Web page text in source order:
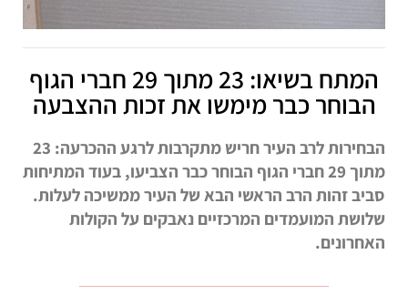
המתח בשיאו: 23 מתוך 29 חברי הגוף
הבוחר כבר מימשו את זכות ההצבעה
הבחירות לרב העיר חריש מתקרבות לרגע ההכרעה: 23
מתוך 29 חברי הגוף הבוחר כבר הצביעו, בעוד המתיחות
סביב זהות הרב הראשי הבא של העיר ממשיכה לעלות.
שלושת המועמדים המרכזיים נאבקים על הקולות
האחרונים.